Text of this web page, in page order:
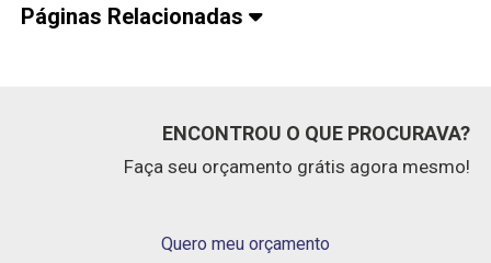
Páginas Relacionadas
ENCONTROU O QUE PROCURAVA?
Faça seu orçamento grátis agora mesmo!
Quero meu orçamento